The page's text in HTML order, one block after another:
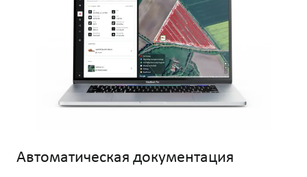
Автоматическая документация